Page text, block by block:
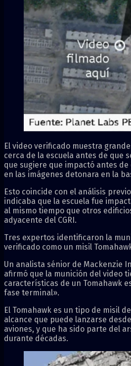
El video verificado muestra
cerca de la escuela antes de que
que sugiere que impactó antes de
en las imágenes detonara en la
Esto coincide con el análisis
indicaba que la escuela fue
al mismo tiempo que otros
adyacente del CGRI.
Tres expertos identificaron la
verificado como un misil
Un analista sénior de Mackenzie
afirmó que la munición del video
características de un Tomahawk
fase terminal».
El Tomahawk es un tipo de misil
alcance que puede lanzarse
aviones, y que ha sido parte del
durante décadas.